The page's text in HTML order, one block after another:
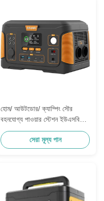
হোম/ আউটডোর/ ক্যাম্পিং সৌর
বহনযোগ্য পাওয়ার স্টেশন ইউএসবি
650W 22.2V 28.6ah রিচার্জেবল
সেরা মূল্য পান